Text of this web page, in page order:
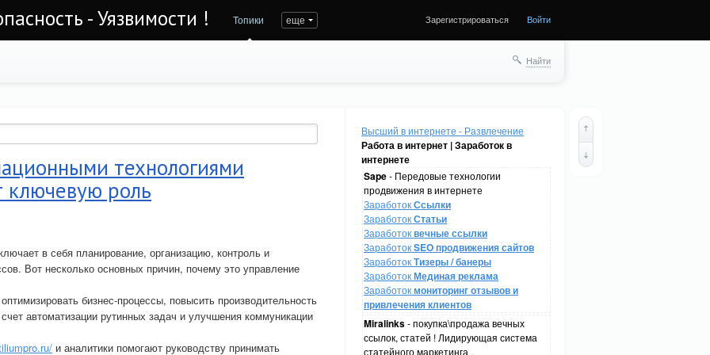
- Уязвимости ! Топики еще Зарегистрироваться Войти
Найти
Высший в интернете - Развлечение
Работа в интернет | Заработок в
интернете
Sape- Передовые технологии
продвижения в интернете
ЗаработокСсылки
ЗаработокСтатьи
Заработоквечные ссылки
ЗаработокSEO продвижения сайтов
ЗаработокТизеры / банеры
ЗаработокМединая реклама
Заработокмониторинг отзывов и
привлечения клиентов
Miralinks- покупка\продажа вечных
ссылок, статей ! Лидирующая система
статейного маркетинга .
технологиями
ключевую роль
в себя планирование, организацию, контроль и
Вот несколько основных причин, почему это управление
бизнес-процессы, повысить производительность
автоматизации рутинных задач и улучшения коммуникации
и аналитики помогают руководству принимать